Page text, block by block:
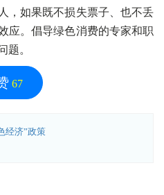
，如果既不损失票子、也不丢
应。倡导绿色消费的专家和职
题。
67
经济”政策